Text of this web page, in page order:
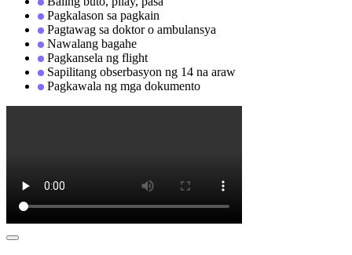
Pagkalason sa pagkain
Pagtawag sa doktor o ambulansya
Nawalang bagahe
Pagkansela ng flight
Sapilitang obserbasyon ng 14 na araw
Pagkawala ng mga dokumento